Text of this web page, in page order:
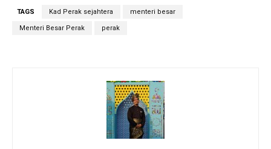
TAGS Kad Perak sejahtera menteri besar
Menteri Besar Perak perak